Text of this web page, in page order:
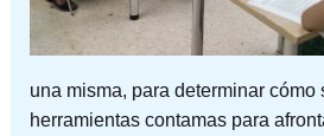
una misma, para determinar cómo
herramientas contamas para